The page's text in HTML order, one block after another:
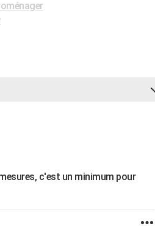
c'est un minimum pour